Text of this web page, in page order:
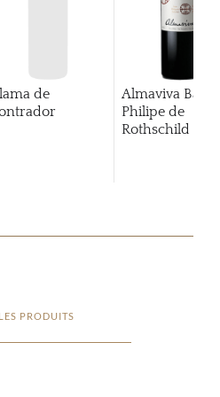
de
Almaviva
Philipe de
Rothschild
PRODUITS